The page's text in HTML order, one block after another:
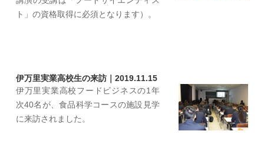
ト」の資格取得に必須となります）。
伊万里実業高校生の来訪｜2019.11.15
伊万里実業高校フードビジネスの1年
次40名が、食品科学コースの施設見学
に来訪されました。